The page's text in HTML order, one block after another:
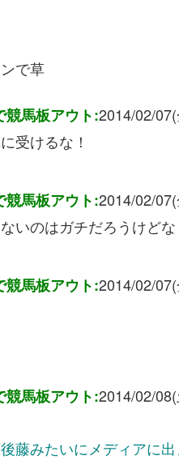
で草
競馬板アウト:2014/02/
受けるな！
競馬板アウト:2014/02/
いのはガチだろうけどな
競馬板アウト:2014/02/
競馬板アウト:2014/02/
藤みたいにメディアに